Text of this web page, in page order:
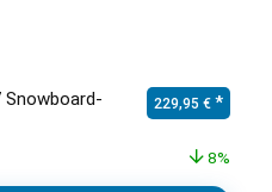
Snowboard-
Ursprünglicher
229,95 €
8%